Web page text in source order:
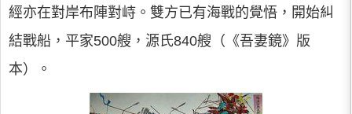
經亦在對岸布陣對峙。雙方已有海戰的覺悟，開始糾
結戰船，平家500艘，源氏840艘（《吾妻鏡》版
本）。